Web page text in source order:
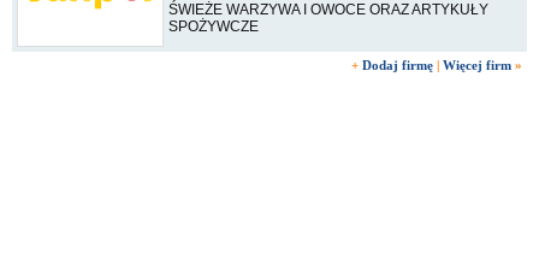
ŚWIEŻE WARZYWA I OWOCE ORAZ ARTYKUŁY
SPOŻYWCZE
+ Dodaj firmę | Więcej firm »